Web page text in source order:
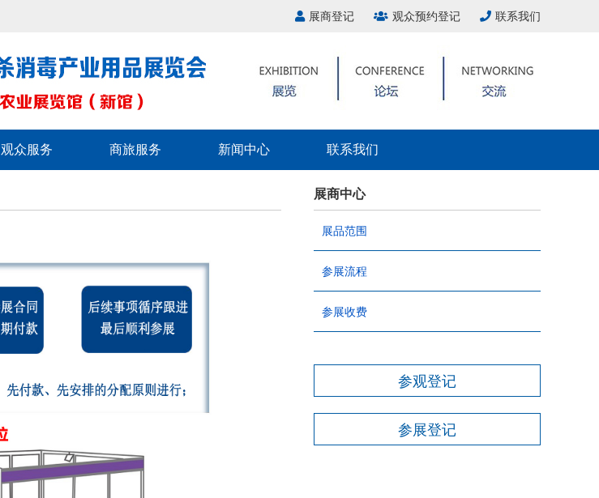
展商登记 观众预约登记 联系我们
观众服务 商旅服务 新闻中心 联系我们
展商中心
展品范围
参展流程
参展收费
参观登记
参展登记